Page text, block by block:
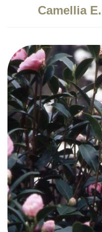
Camellia